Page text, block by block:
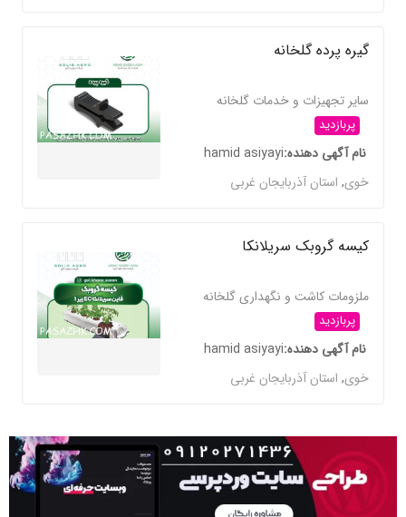
گیره پرده گلخانه
سایر تجهیزات و خدمات گلخانه
پربازدید
نام آگهی دهندهhamid asiyayi
خوی,استان آذربایجان غربی
کیسه گروبک سریلانکا
ملزومات کاشت و نگهداری گلخانه
پربازدید
نام آگهی دهندهhamid asiyayi
خوی,استان آذربایجان غربی